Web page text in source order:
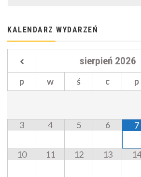
KALENDARZ WYDARZEŃ
sierpień 2026
p w ś c p
3 4 5 6 7
10 11 12 13 14